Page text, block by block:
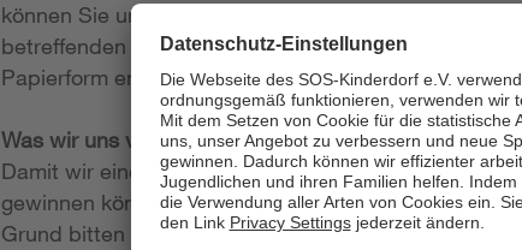
können Sie uns Ihre Unterlagen per E-Mail
betreffenden Stellenanzeige angegeben. Natürlich
Papierform entgegen.
Was wir uns von Ihrer Bewerbung wünschen
Damit wir einen möglichst konkreten Eindruck von
gewinnen können, legen wir großen Wert auf
Grund bitten wir Sie, von Kurzbewerbungen